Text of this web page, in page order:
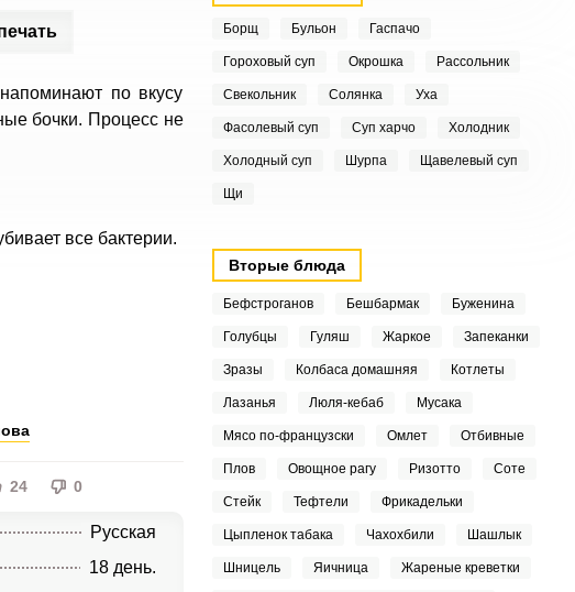
по вкусу
бочки. Процесс не
все бактерии.
24 0
Русская
18 день.
Борщ Бульон Гаспачо
Гороховый суп Окрошка Рассольник
Свекольник Солянка Уха
Фасолевый суп Суп харчо Холодник
Холодный суп Шурпа Щавелевый суп
Щи
Вторые блюда
Бефстроганов Бешбармак Буженина
Голубцы Гуляш Жаркое Запеканки
Зразы Колбаса домашняя Котлеты
Лазанья Люля-кебаб Мусака
Мясо по-французски Омлет Отбивные
Плов Овощное рагу Ризотто Соте
Стейк Тефтели Фрикадельки
Цыпленок табака Чахохбили Шашлык
Шницель Яичница Жареные креветки